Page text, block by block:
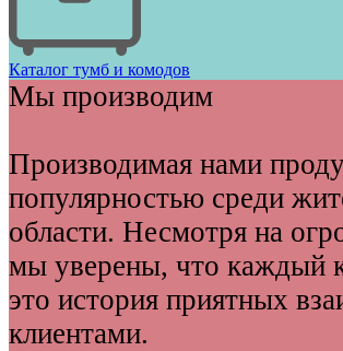
Каталог тумб и комодов
Мы производим
Производимая нами
популярностью среди
области. Несмотря на
мы уверены, что каждый
это история приятных
клиентами.